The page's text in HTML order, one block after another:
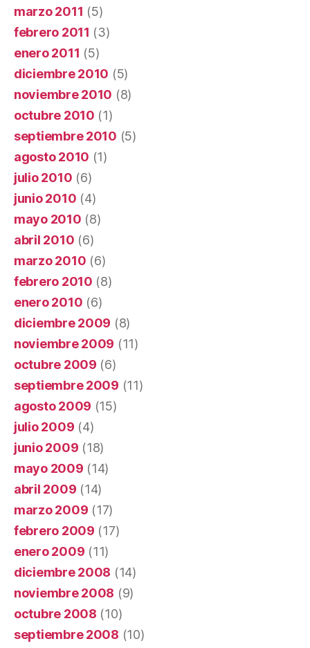
marzo 2011 (5)
febrero 2011 (3)
enero 2011 (5)
diciembre 2010 (5)
noviembre 2010 (8)
octubre 2010 (1)
septiembre 2010 (5)
agosto 2010 (1)
julio 2010 (6)
junio 2010 (4)
mayo 2010 (8)
abril 2010 (6)
marzo 2010 (6)
febrero 2010 (8)
enero 2010 (6)
diciembre 2009 (8)
noviembre 2009 (11)
octubre 2009 (6)
septiembre 2009 (11)
agosto 2009 (15)
julio 2009 (4)
junio 2009 (18)
mayo 2009 (14)
abril 2009 (14)
marzo 2009 (17)
febrero 2009 (17)
enero 2009 (11)
diciembre 2008 (14)
noviembre 2008 (9)
octubre 2008 (10)
septiembre 2008 (10)